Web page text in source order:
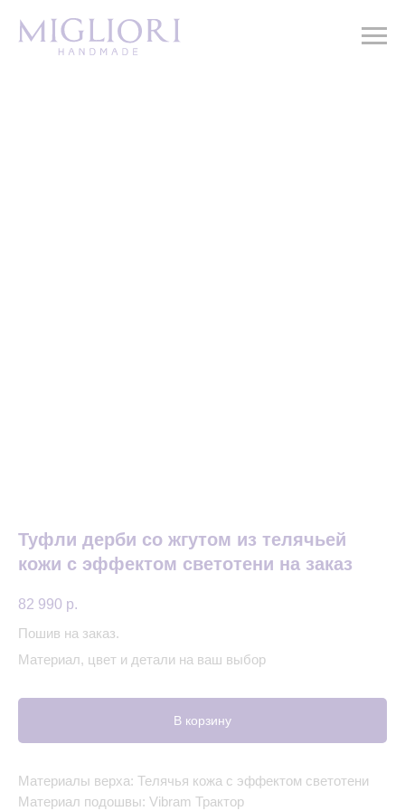
Туфли дерби со жгутом из телячьей
кожи с эффектом светотени на заказ
82 990 р.
Пошив на заказ.
Материал, цвет и детали на ваш выбор
В корзину
Материалы верха: Телячья кожа с эффектом светотени
Материал подошвы: Vibram Трактор